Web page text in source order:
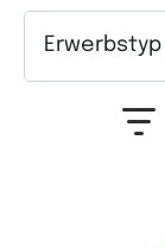
Erwerbstyp